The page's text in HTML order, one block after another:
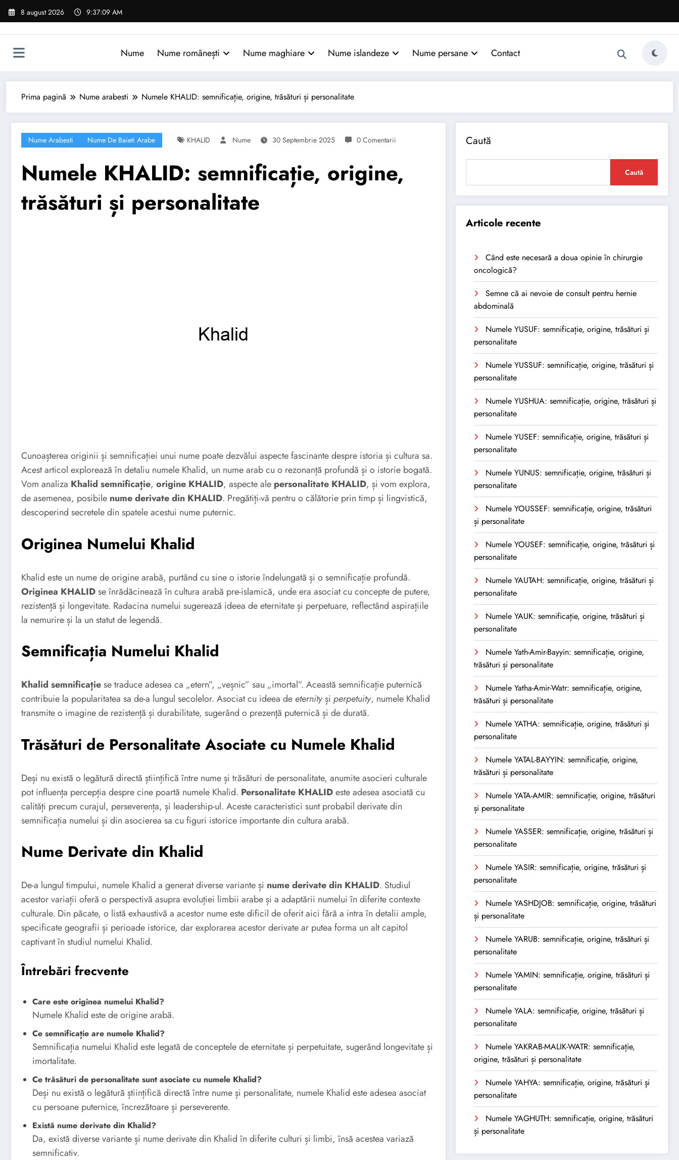
Sari
8 august 2026 9:37:10 AM
Nume Nume românești Nume maghiare Nume islandeze Nume persane Contact
Prima pagină Nume arabesti Numele KHALID: semnificație, origine, trăsături și personalitate
Nume Arabesti Nume De Baieti Arabe KHALID Nume 30 Septembrie 2025 0 Comentarii
Numele KHALID: semnificație, origine,
trăsături și personalitate
Cunoașterea originii și semnificației unui nume poate dezvălui aspecte fascinante despre istoria și cultura sa.
Acest articol explorează în detaliu numele Khalid, un nume arab cu o rezonanță profundă și o istorie bogată.
Vom analiza Khalid semnificație, origine KHALID, aspecte ale personalitate KHALID, și vom explora,
de asemenea, posibile nume derivate din KHALID. Pregătiți-vă pentru o călătorie prin timp și lingvistică,
descoperind secretele din spatele acestui nume puternic.
Originea Numelui Khalid
Khalid este un nume de origine arabă, purtând cu sine o istorie îndelungată și o semnificație profundă.
Originea KHALIDse înrădăcinează în cultura arabă pre-islamică, unde era asociat cu concepte de putere,
rezistență și longevitate. Radacina numelui sugerează ideea de eternitate și perpetuare, reflectând aspirațiile
la nemurire și la un statut de legendă.
Semnificația Numelui Khalid
Khalid semnificațiese traduce adesea ca „etern”, „veșnic” sau „imortal”. Această semnificație puternică
contribuie la popularitatea sa de-a lungul secolelor. Asociat cu ideea de eternityși perpetuity, numele Khalid
transmite o imagine de rezistență și durabilitate, sugerând o prezență puternică și de durată.
Trăsături de Personalitate Asociate cu Numele Khalid
Deși nu există o legătură directă științifică între nume și trăsături de personalitate, anumite asocieri culturale
pot influența percepția despre cine poartă numele Khalid. Personalitate KHALIDeste adesea asociată cu
calități precum curajul, perseverența, și leadership-ul. Aceste caracteristici sunt probabil derivate din
semnificația numelui și din asocierea sa cu figuri istorice importante din cultura arabă.
Nume Derivate din Khalid
De-a lungul timpului, numele Khalid a generat diverse variante și nume derivate din KHALID. Studiul
acestor variații oferă o perspectivă asupra evoluției limbii arabe și a adaptării numelui în diferite contexte
culturale. Din păcate, o listă exhaustivă a acestor nume este dificil de oferit aici fără a intra în detalii ample,
specificate geografii și perioade istorice, dar explorarea acestor derivate ar putea forma un alt capitol
captivant în studiul numelui Khalid.
Întrebări frecvente
Care este originea numelui Khalid?
Numele Khalid este de origine arabă.
Ce semnificație are numele Khalid?
Semnificația numelui Khalid este legată de conceptele de eternitate și perpetuitate, sugerând longevitate și
imortalitate.
Ce trăsături de personalitate sunt asociate cu numele Khalid?
Deși nu există o legătură științifică directă între nume și personalitate, numele Khalid este adesea asociat
cu persoane puternice, încrezătoare și perseverente.
Există nume derivate din Khalid?
Da, există diverse variante și nume derivate din Khalid în diferite culturi și limbi, însă acestea variază
semnificativ.
Caută
Caută
Articole recente
Când este necesară a doua opinie în chirurgie
oncologică?
Semne că ai nevoie de consult pentru hernie
abdominală
Numele YUSUF: semnificație, origine, trăsături și
personalitate
Numele YUSSUF: semnificație, origine, trăsături și
personalitate
Numele YUSHUA: semnificație, origine, trăsături și
personalitate
Numele YUSEF: semnificație, origine, trăsături și
personalitate
Numele YUNUS: semnificație, origine, trăsături și
personalitate
Numele YOUSSEF: semnificație, origine, trăsături
și personalitate
Numele YOUSEF: semnificație, origine, trăsături și
personalitate
Numele YAUTAH: semnificație, origine, trăsături și
personalitate
Numele YAUK: semnificație, origine, trăsături și
personalitate
Numele Yath-Amir-Bayyin: semnificație, origine,
trăsături și personalitate
Numele Yatha-Amir-Watr: semnificație, origine,
trăsături și personalitate
Numele YATHA: semnificație, origine, trăsături și
personalitate
Numele YATAL-BAYYIN: semnificație, origine,
trăsături și personalitate
Numele YATA-AMIR: semnificație, origine, trăsături
și personalitate
Numele YASSER: semnificație, origine, trăsături și
personalitate
Numele YASIR: semnificație, origine, trăsături și
personalitate
Numele YASHDJOB: semnificație, origine, trăsături
și personalitate
Numele YARUB: semnificație, origine, trăsături și
personalitate
Numele YAMIN: semnificație, origine, trăsături și
personalitate
Numele YALA: semnificație, origine, trăsături și
personalitate
Numele YAKRAB-MALIK-WATR: semnificație,
origine, trăsături și personalitate
Numele YAHYA: semnificație, origine, trăsături și
personalitate
Numele YAGHUTH: semnificație, origine, trăsături
și personalitate